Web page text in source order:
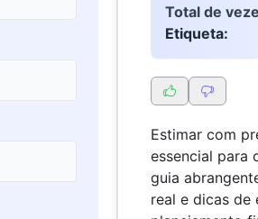
Total de
Etiqueta:
Estimar com
essencial para
guia
real e dicas de